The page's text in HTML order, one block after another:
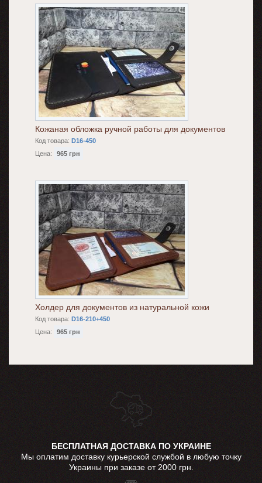
Кожаная обложка ручной работы для документов
Код товара: D16-450
Цена:
965 грн
Холдер для документов из натуральной кожи
Код товара: D16-210+450
Цена:
965 грн
БЕСПЛАТНАЯ ДОСТАВКА ПО УКРАИНЕ
Мы оплатим доставку курьерской службой в любую точку
Украины при заказе от 2000 грн.